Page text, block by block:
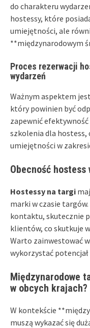
do charakteru
hostessy, które
umiejętności, ale
**międzynarodowym
Proces rezerwacji
wydarzeń
Ważnym aspektem
który powinien być
zapewnić
szkolenia dla hostess,
umiejętności w
Obecność
Hostessy na targi
marki w czasie
kontaktu, skutecznie
klientów, co skutkuje
Warto zainwestować
wykorzystać
Międzynarodowe
w obcych krajach?
W kontekście
muszą wykazać się